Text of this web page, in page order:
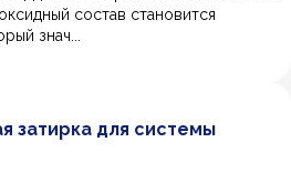
состав становится
знач...
затирка для системы